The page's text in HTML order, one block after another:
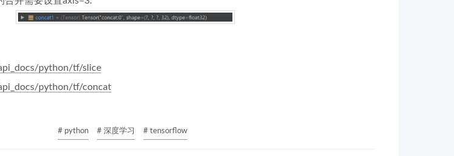
python/tf/slice
python/tf/concat
# python # 深度学习 # tensorflow